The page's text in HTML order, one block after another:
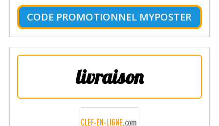
CODE PROMOTIONNEL MYPOSTER
livraison